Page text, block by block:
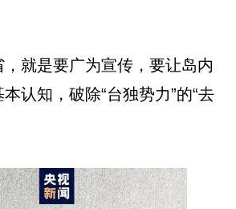
，就是要广为宣传，要让岛内
认知，破除“台独势力”的“去